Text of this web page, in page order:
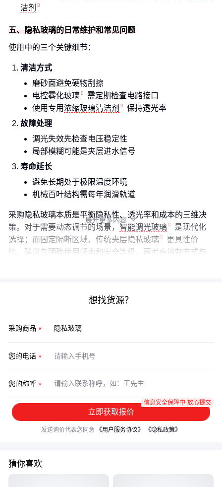
洁剂
五、隐私玻璃的日常维护和常见问题
使用中的三个关键细节：
清洁方式
磨砂面避免硬物刮擦
电控雾化玻璃
需定期检查电路接口
使用专用浓缩玻璃清洁剂
保持透光率
故障处理
调光失效先检查电压稳定性
局部模糊可能是夹层进水信号
寿命延长
避免长期处于极限温度环境
机械百叶结构需每年润滑轨道
采购隐私玻璃本质是平衡隐私性、透光率和成本的三维决
策。对于需要动态调节的场景， 智能调光玻璃
是现代化
选择；而固定隔断区域，传统夹层隐私玻璃
更具性价
比。建议先明确使用频率和安全等级，再考虑控制方式与
展开更多内容 
想找货源？
采购商品
您的电话
您的称呼
立即获取报价
信息安全保障中·放心提交
发送询价代表您同意 《用户服务协议》 《隐私政策》
猜你喜欢